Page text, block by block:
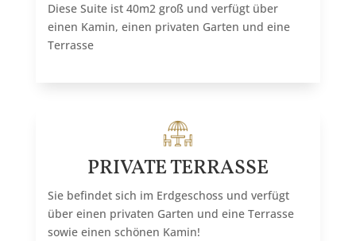
Diese Suite ist 40m2 groß und verfügt über
einen Kamin, einen privaten Garten und eine
Terrasse
PRIVATE TERRASSE
Sie befindet sich im Erdgeschoss und verfügt
über einen privaten Garten und eine Terrasse
sowie einen schönen Kamin!